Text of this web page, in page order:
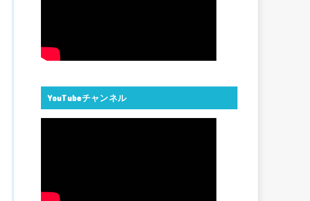
YouTubeチャンネル